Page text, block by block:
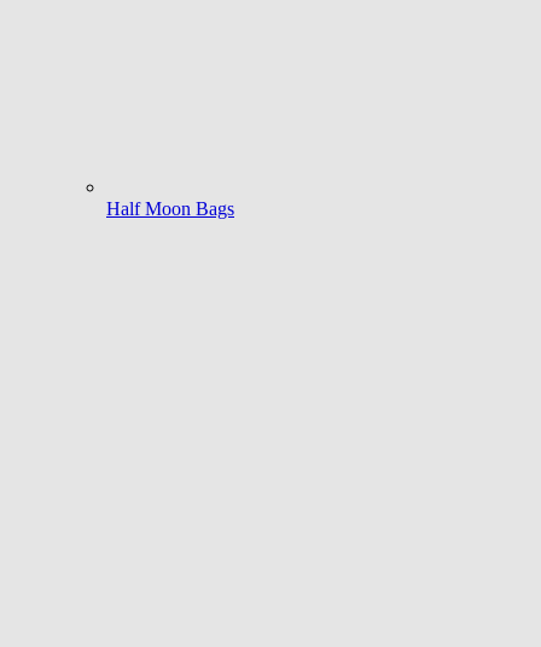
Half Moon Bags